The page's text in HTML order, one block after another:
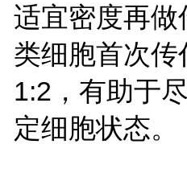
适宜密度再
类细胞首次传
1:2，有助于
定细胞状态。